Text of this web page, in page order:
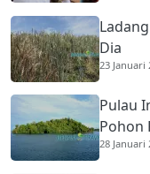
Dia
23 Januari
Pulau
Pohon
28 Januari